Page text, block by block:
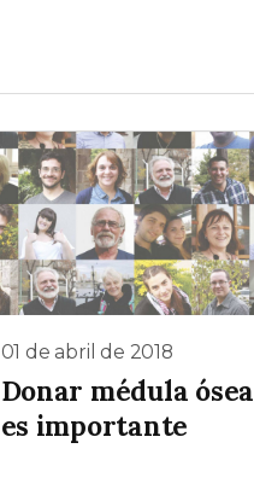
01 de abril de 2018
Donar médula ósea
es importante